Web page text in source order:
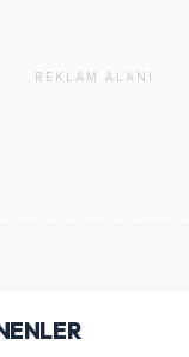
REKLAM ALANI